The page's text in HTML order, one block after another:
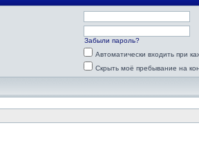
Забыли пароль?
Автоматически входить при
Скрыть моё пребывание на